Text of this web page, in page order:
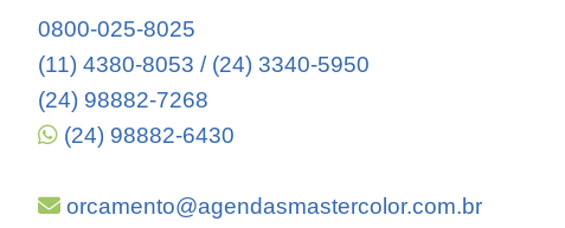
0800-025-8025
(11) 4380-8053 / (24) 3340-5950
(24) 98882-7268
(24) 98882-6430
orcamento@agendasmastercolor.com.br